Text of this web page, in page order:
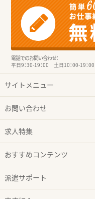
電話でのお問い合わせ：
平日9：30-19：00 土日10：00-19：00
サイトメニュー
お問い合わせ
求人特集
おすすめコンテンツ
派遣サポート